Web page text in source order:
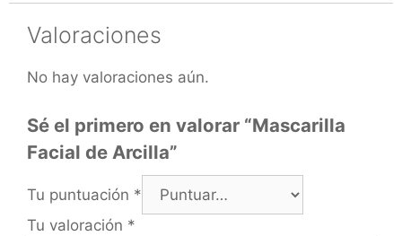
Valoraciones
No hay valoraciones aún.
Sé el primero en valorar “Mascarilla
Facial de Arcilla”
Tu puntuación *
Tu valoración *